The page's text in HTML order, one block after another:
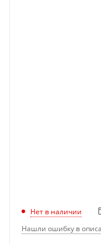
Нет в наличии
Нашли ошибку в